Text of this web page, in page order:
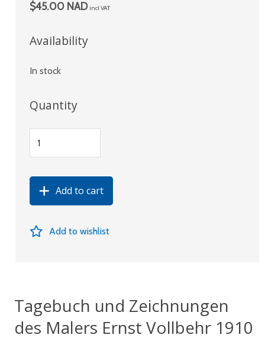
$45.00 NAD incl VAT
Availability
In stock
Quantity
Add to cart
Add to wishlist
Tagebuch und Zeichnungen
des Malers Ernst Vollbehr 1910